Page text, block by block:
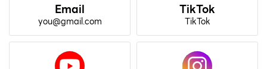
Email
you@gmail.com
TikTok
TikTok